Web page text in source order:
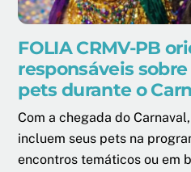
FOLIA CRMV-PB
responsáveis
pets durante o
Com a chegada do
incluem seus pets na
encontros temáticos ou em